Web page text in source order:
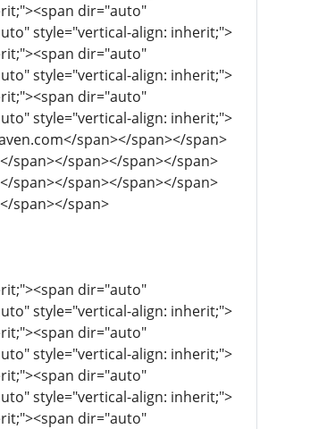
dir="auto"
style="vertical-align: inherit;">
dir="auto"
style="vertical-align: inherit;">
dir="auto"
style="vertical-align: inherit;">
span></span></span>
span></span></span></span>
span></span></span></span>
span></span>
dir="auto"
style="vertical-align: inherit;">
dir="auto"
style="vertical-align: inherit;">
dir="auto"
style="vertical-align: inherit;">
dir="auto"